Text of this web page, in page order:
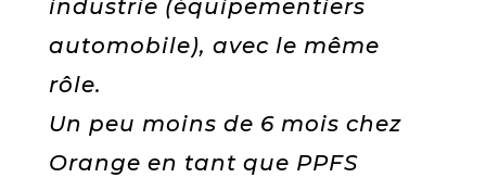
industrie (équipementiers
automobile), avec le même
rôle.
Un peu moins de 6 mois chez
Orange en tant que PPFS